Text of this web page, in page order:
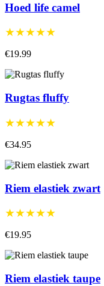
Hoed life camel
★★★★★
€19.99
Rugtas fluffy
★★★★★
€34.95
Riem elastiek zwart
★★★★★
€19.95
Riem elastiek taupe